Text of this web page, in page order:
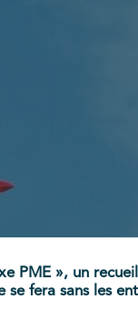
PME », un
fera sans les